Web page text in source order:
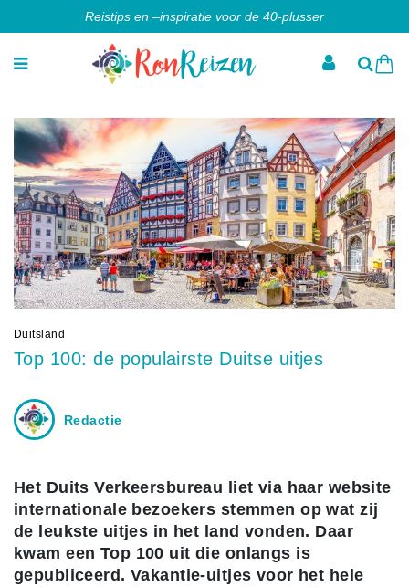
Reistips en –inspiratie voor de 40-plusser
Duitsland
Top 100: de populairste Duitse uitjes
Redactie
Het Duits Verkeersbureau liet via haar website
internationale bezoekers stemmen op wat zij
de leukste uitjes in het land vonden. Daar
kwam een Top 100 uit die onlangs is
gepubliceerd. Vakantie-uitjes voor het hele